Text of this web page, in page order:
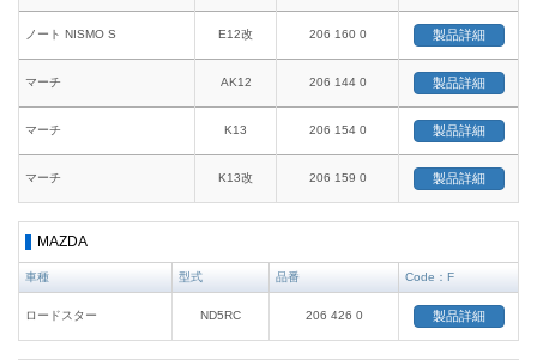
ノート NISMO S E12改 206 160 0 製品詳細
マーチ AK12 206 144 0 製品詳細
マーチ K13 206 154 0 製品詳細
マーチ K13改 206 159 0 製品詳細
MAZDA
車種 型式 品番 Code：F
ロードスター ND5RC 206 426 0 製品詳細